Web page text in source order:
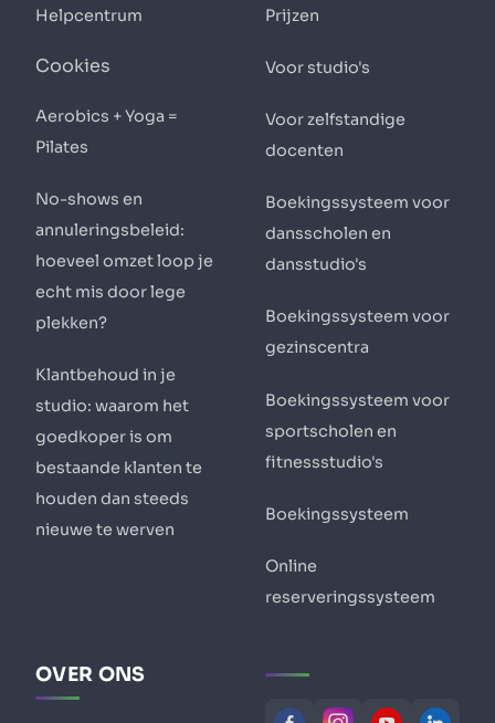
Helpcentrum
Cookies
Aerobics + Yoga =
Pilates
No-shows en
annuleringsbeleid:
hoeveel omzet loop je
echt mis door lege
plekken?
Klantbehoud in je
studio: waarom het
goedkoper is om
bestaande klanten te
houden dan steeds
nieuwe te werven
Prijzen
Voor studio's
Voor zelfstandige
docenten
Boekingssysteem voor
dansscholen en
dansstudio's
Boekingssysteem voor
gezinscentra
Boekingssysteem voor
sportscholen en
fitnessstudio's
Boekingssysteem
Online
reserveringssysteem
OVER ONS